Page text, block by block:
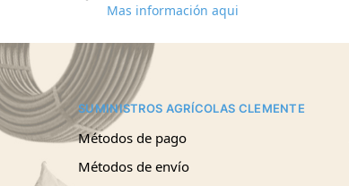
Mas información aqui
SUMINISTROS AGRÍCOLAS CLEMENTE
Métodos de pago
Métodos de envío